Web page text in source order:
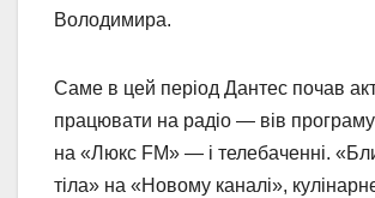
Володимира.
Саме в цей період Дантес почав
працювати на радіо — вів
на «Люкс FM» — і телебаченні.
тіла» на «Новому каналі»,